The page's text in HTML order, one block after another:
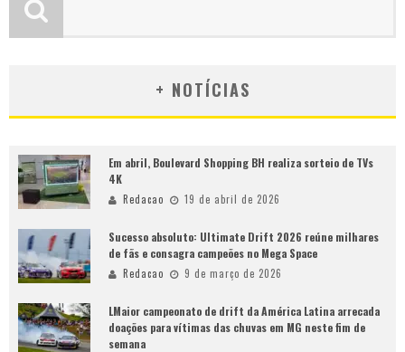
+ NOTÍCIAS
Em abril, Boulevard Shopping BH realiza sorteio de TVs
4K
Redacao 19 de abril de 2026
Sucesso absoluto: Ultimate Drift 2026 reúne milhares
de fãs e consagra campeões no Mega Space
Redacao 9 de março de 2026
LMaior campeonato de drift da América Latina arrecada
doações para vítimas das chuvas em MG neste fim de
semana